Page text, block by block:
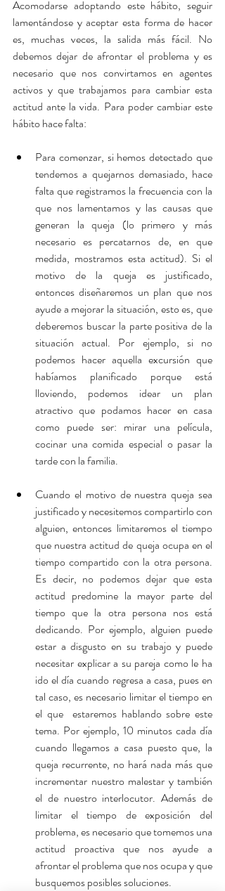
Acomodarse adoptando este hábito, seguir
lamentándose y aceptar esta forma de hacer
es, muchas veces, la salida más fácil. No
debemos dejar de afrontar el problema y es
necesario que nos convirtamos en agentes
activos y que trabajamos para cambiar esta
actitud ante la vida. Para poder cambiar este
hábito hace falta:
Para comenzar, si hemos detectado que
tendemos a quejarnos demasiado, hace
falta que registramos la frecuencia con la
que nos lamentamos y las causas que
generan la queja (lo primero y más
necesario es percatarnos de, en que
medida, mostramos esta actitud). Si el
motivo de la queja es justificado,
entonces diseñaremos un plan que nos
ayude a mejorar la situación, esto es, que
deberemos buscar la parte positiva de la
situación actual. Por ejemplo, si no
podemos hacer aquella excursión que
habíamos planificado porque está
lloviendo, podemos idear un plan
atractivo que podamos hacer en casa
como puede ser: mirar una película,
cocinar una comida especial o pasar la
tarde con la familia.
Cuando el motivo de nuestra queja sea
justificado y necesitemos compartirlo con
alguien, entonces limitaremos el tiempo
que nuestra actitud de queja ocupa en el
tiempo compartido con la otra persona.
Es decir, no podemos dejar que esta
actitud predomine la mayor parte del
tiempo que la otra persona nos está
dedicando. Por ejemplo, alguien puede
estar a disgusto en su trabajo y puede
necesitar explicar a su pareja como le ha
ido el día cuando regresa a casa, pues en
tal caso, es necesario limitar el tiempo en
el que  estaremos hablando sobre este
tema. Por ejemplo, 10 minutos cada día
cuando llegamos a casa puesto que, la
queja recurrente, no hará nada más que
incrementar nuestro malestar y también
el de nuestro interlocutor. Además de
limitar el tiempo de exposición del
problema, es necesario que tomemos una
actitud proactiva que nos ayude a
afrontar el problema que nos ocupa y que
busquemos posibles soluciones.